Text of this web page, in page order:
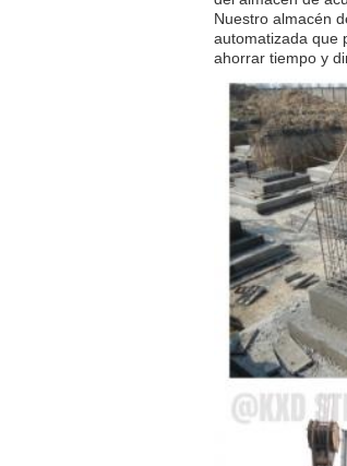
Nuestro almacén
automatizada que
ahorrar tiempo y